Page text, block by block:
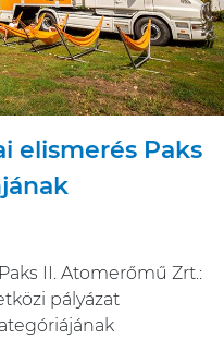
elismerés Paks
II. Atomerőmű Zrt.:
pályázat